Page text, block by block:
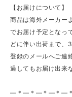
【お届けについて】
商品は海外メーカー
でお届け予定となっ
どに伴い出荷まで、
登録のメールへご連
過してもお届け出来
—＊—＊—＊—＊—